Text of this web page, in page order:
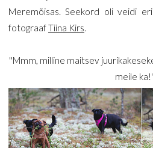
Meremõisas. Seekord oli veidi
fotograafTiina Kirs.
''Mmm, milline maitsev
meile